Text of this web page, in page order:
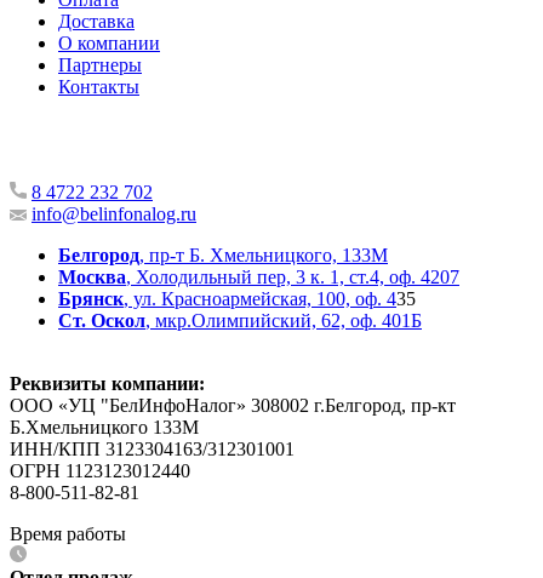
Доставка
О компании
Партнеры
Контакты
8 4722 232 702
info@belinfonalog.ru
Белгород, пр-т Б. Хмельницкого, 133М
Москва, Холодильный пер, 3 к. 1, ст.4, оф. 4207
Брянск, ул. Красноармейская, 100, оф. 435
Ст. Оскол, мкр.Олимпийский, 62, оф. 401Б
Реквизиты компании:
ООО «УЦ "БелИнфоНалог» 308002 г.Белгород, пр-кт
Б.Хмельницкого 133М
ИНН/КПП 3123304163/312301001
ОГРН 1123123012440
8-800-511-82-81
Время работы